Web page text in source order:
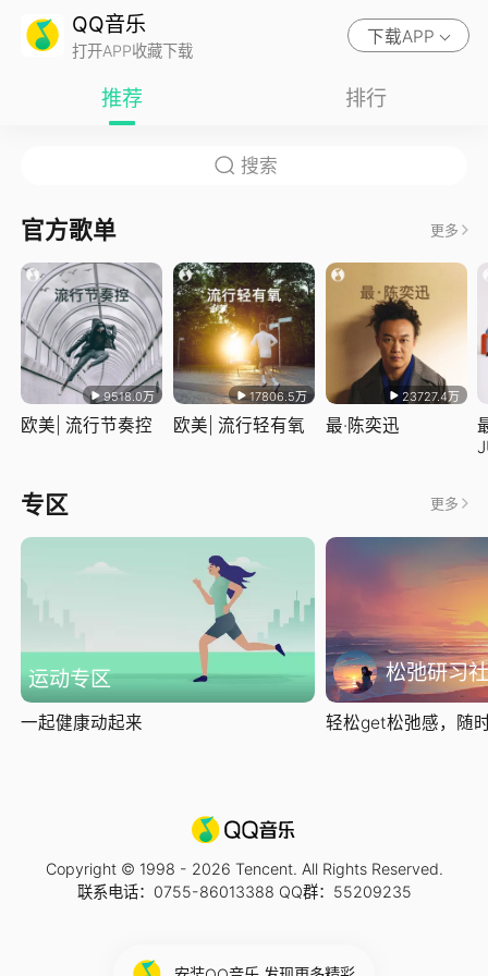
QQ音乐
打开APP收藏下载
下载APP
推荐 排行
官方歌单 更多
9518.0万
欧美| 流行节奏控
17806.5万
欧美| 流行轻有氧
23727.4万
最·陈奕迅
专区 更多
运动专区
一起健康动起来
松弛研习社
轻松get松弛感，随
Copyright © 1998 - 2026 Tencent. All Rights Reserved.
联系电话：0755-86013388 QQ群：55209235